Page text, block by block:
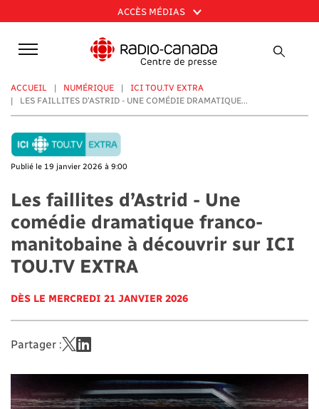
au
contenu
principal
ACCÈS MÉDIAS
ACCUEIL NUMÉRIQUE
ICI TOU.TV EXTRA
LES FAILLITES D’ASTRID - UNE COMÉDIE DRAMATIQUE...
Publié le 19 janvier 2026 à 9:00
Les faillites d’Astrid - Une
comédie dramatique franco-
manitobaine à découvrir sur ICI
TOU.TV EXTRA
DÈS LE MERCREDI 21 JANVIER 2026
Partager :